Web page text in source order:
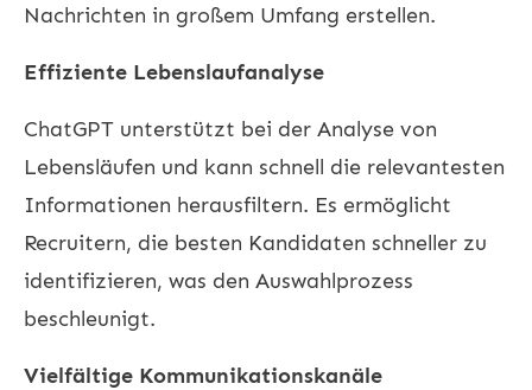
Nachrichten in großem Umfang erstellen.
Effiziente Lebenslaufanalyse
ChatGPT unterstützt bei der Analyse von
Lebensläufen und kann schnell die relevantesten
Informationen herausfiltern. Es ermöglicht
Recruitern, die besten Kandidaten schneller zu
identifizieren, was den Auswahlprozess
beschleunigt.
Vielfältige Kommunikationskanäle